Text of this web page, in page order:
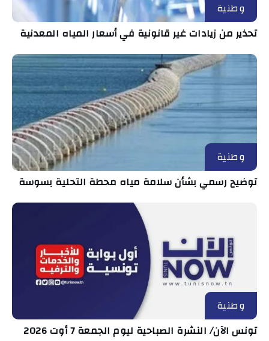
وطنية
تحذير من زيادات غير قانونية في أسعار المياه المعدنية
وطنية
توضيح رسمي بشأن سلامة مياه محطة التحلية بسوسة
وطنية
تونس الآن/ النشرة الصباحية ليوم الجمعة 7 أوت 2026